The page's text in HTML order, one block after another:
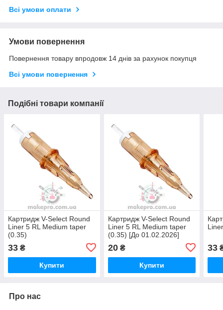
Всі умови оплати
Умови повернення
Повернення товару впродовж 14 днів за рахунок покупця
Всі умови повернення
Подібні товари компанії
Картридж V-Select Round
Liner 5 RL Medium taper
(0.35)
33 ₴
Купити
Картридж V-Select Round
Liner 5 RL Medium taper
(0.35) [До 01.02.2026]
20₴
Купити
33
Про нас